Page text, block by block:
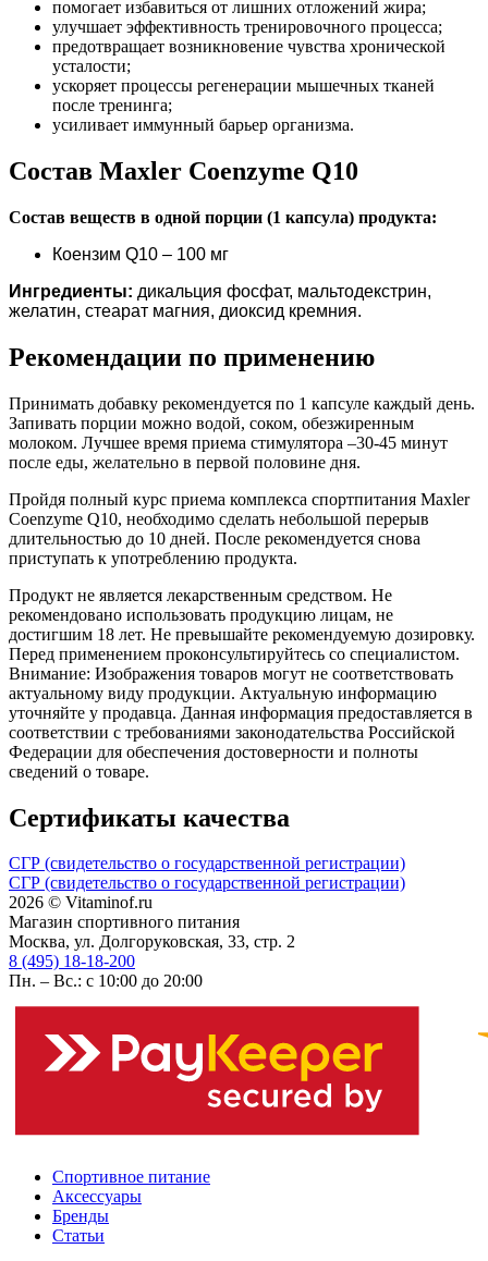
помогает избавиться от лишних отложений жира;
улучшает эффективность тренировочного процесса;
предотвращает возникновение чувства хронической
усталости;
ускоряет процессы регенерации мышечных тканей
после тренинга;
усиливает иммунный барьер организма.
Состав Maxler Coenzyme Q10
Состав веществ в одной порции (1 капсула) продукта:
Коензим Q10 – 100 мг
Ингредиенты: дикальция фосфат, мальтодекстрин,
желатин, стеарат магния, диоксид кремния.
Рекомендации по применению
Принимать добавку рекомендуется по 1 капсуле каждый день.
Запивать порции можно водой, соком, обезжиренным
молоком. Лучшее время приема стимулятора –30-45 минут
после еды, желательно в первой половине дня.
Пройдя полный курс приема комплекса спортпитания Maxler
Coenzyme Q10, необходимо сделать небольшой перерыв
длительностью до 10 дней. После рекомендуется снова
приступать к употреблению продукта.
Продукт не является лекарственным средством. Не
рекомендовано использовать продукцию лицам, не
достигшим 18 лет. Не превышайте рекомендуемую дозировку.
Перед применением проконсультируйтесь со специалистом.
Внимание: Изображения товаров могут не соответствовать
актуальному виду продукции. Актуальную информацию
уточняйте у продавца. Данная информация предоставляется в
соответствии с требованиями законодательства Российской
Федерации для обеспечения достоверности и полноты
сведений о товаре.
Сертификаты качества
СГР (свидетельство о государственной регистрации)
СГР (свидетельство о государственной регистрации)
2026 © Vitaminof.ru
Магазин спортивного питания
Москва, ул. Долгоруковская, 33, стр. 2
8 (495) 18-18-200
Пн. – Вс.: с 10:00 до 20:00
Спортивное питание
Аксессуары
Бренды
Статьи